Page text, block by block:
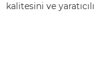
kalitesini ve